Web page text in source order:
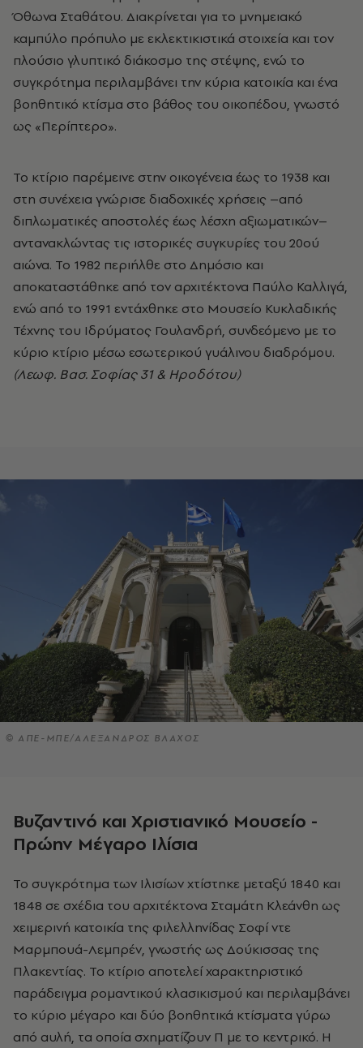
Όθωνα Σταθάτου. Διακρίνεται για το μνημειακό
καμπύλο πρόπυλο με εκλεκτικιστικά στοιχεία και τον
πλούσιο γλυπτικό διάκοσμο της στέψης, ενώ το
συγκρότημα περιλαμβάνει την κύρια κατοικία και ένα
βοηθητικό κτίσμα στο βάθος του οικοπέδου, γνωστό
ως «Περίπτερο».
Το κτίριο παρέμεινε στην οικογένεια έως το 1938 και
στη συνέχεια γνώρισε διαδοχικές χρήσεις –από
διπλωματικές αποστολές έως λέσχη αξιωματικών–
αντανακλώντας τις ιστορικές συγκυρίες του 20ού
αιώνα. Το 1982 περιήλθε στο Δημόσιο και
αποκαταστάθηκε από τον αρχιτέκτονα Παύλο Καλλιγά,
ενώ από το 1991 εντάχθηκε στο Μουσείο Κυκλαδικής
Τέχνης του Ιδρύματος Γουλανδρή, συνδεόμενο με το
κύριο κτίριο μέσω εσωτερικού γυάλινου διαδρόμου.
(Λεωφ. Βασ. Σοφίας 31 & Ηροδότου)
© ΑΠΕ-ΜΠΕ/ΑΛΕΞΑΝΔΡΟΣ ΒΛΑΧΟΣ
Βυζαντινό και Χριστιανικό Μουσείο -
Πρώην Μέγαρο Ιλίσια
Το συγκρότημα των Ιλισίων χτίστηκε μεταξύ 1840 και
1848 σε σχέδια του αρχιτέκτονα Σταμάτη Κλεάνθη ως
χειμερινή κατοικία της φιλελληνίδας Σοφί ντε
Μαρμπουά-Λεμπρέν, γνωστής ως Δούκισσας της
Πλακεντίας. Το κτίριο αποτελεί χαρακτηριστικό
παράδειγμα ρομαντικού κλασικισμού και περιλαμβάνει
το κύριο μέγαρο και δύο βοηθητικά κτίσματα γύρω
από αυλή, τα οποία σχηματίζουν Π με το κεντρικό. Η